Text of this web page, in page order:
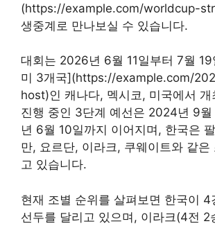
(https://example.com/worldcup-
생중계로 만나보실 수 있습니다.
대회는 2026년 6월 11일부터 7월
미 3개국](https://example.com/
host)인 캐나다, 멕시코, 미국에서 개
진행 중인 3단계 예선은 2024년 9
년 6월 10일까지 이어지며, 한국은
만, 요르단, 이라크, 쿠웨이트와 같은
고 있습니다.
현재 조별 순위를 살펴보면 한국이 4
선두를 달리고 있으며, 이라크(4전 2